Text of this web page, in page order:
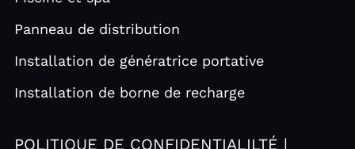
Panneau de distribution
Installation de génératrice portative
Installation de borne de recharge
POLITIQUE DE CONFIDENTIALILTÉ |